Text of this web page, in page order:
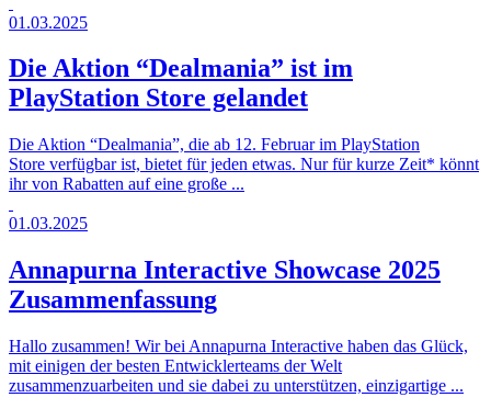
01.03.2025
Die Aktion “Dealmania” ist im
PlayStation Store gelandet
Die Aktion “Dealmania”, die ab 12. Februar im PlayStation
Store verfügbar ist, bietet für jeden etwas. Nur für kurze Zeit* könnt
ihr von Rabatten auf eine große ...
01.03.2025
Annapurna Interactive Showcase 2025
Zusammenfassung
Hallo zusammen! Wir bei Annapurna Interactive haben das Glück,
mit einigen der besten Entwicklerteams der Welt
zusammenzuarbeiten und sie dabei zu unterstützen, einzigartige ...